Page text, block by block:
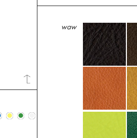
• • •
waw